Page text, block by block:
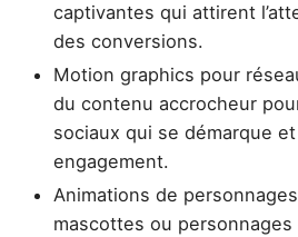
captivantes qui attirent
des conversions.
Motion graphics pour
du contenu accrocheur
sociaux qui se démarque
engagement.
Animations de
mascottes ou